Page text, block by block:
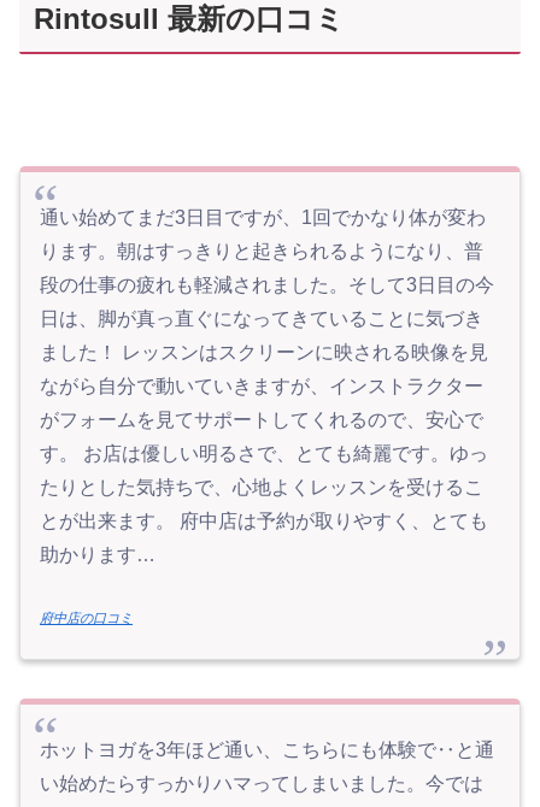
Rintosull 最新の口コミ
通い始めてまだ3日目ですが、1回でかなり体が変わ
ります。朝はすっきりと起きられるようになり、普
段の仕事の疲れも軽減されました。そして3日目の今
日は、脚が真っ直ぐになってきていることに気づき
ました！ レッスンはスクリーンに映される映像を見
ながら自分で動いていきますが、インストラクター
がフォームを見てサポートしてくれるので、安心で
す。 お店は優しい明るさで、とても綺麗です。ゆっ
たりとした気持ちで、心地よくレッスンを受けるこ
とが出来ます。 府中店は予約が取りやすく、とても
助かります…
府中店の口コミ
ホットヨガを3年ほど通い、こちらにも体験で‥と通
い始めたらすっかりハマってしまいました。今では